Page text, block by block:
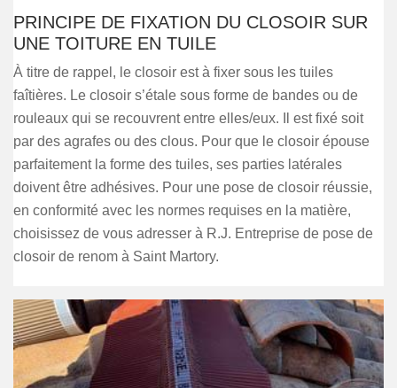
PRINCIPE DE FIXATION DU CLOSOIR SUR
UNE TOITURE EN TUILE
À titre de rappel, le closoir est à fixer sous les tuiles
faîtières. Le closoir s’étale sous forme de bandes ou de
rouleaux qui se recouvrent entre elles/eux. Il est fixé soit
par des agrafes ou des clous. Pour que le closoir épouse
parfaitement la forme des tuiles, ses parties latérales
doivent être adhésives. Pour une pose de closoir réussie,
en conformité avec les normes requises en la matière,
choisissez de vous adresser à R.J. Entreprise de pose de
closoir de renom à Saint Martory.